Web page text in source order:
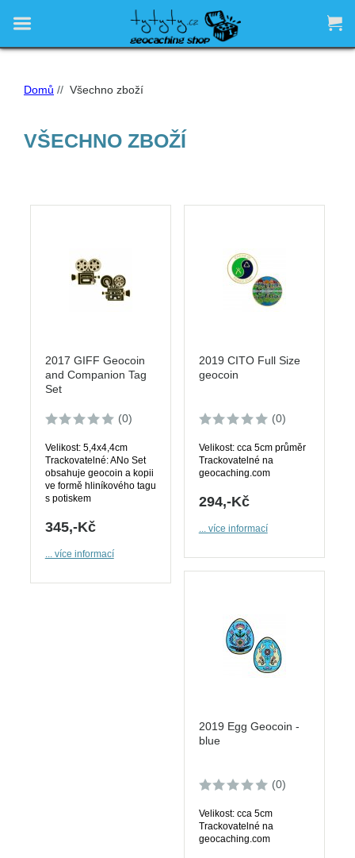
 
Domů // Všechno zboží
VŠECHNO ZBOŽÍ
2017 GIFF Geocoin
and Companion Tag
Set
(0)
Velikost: 5,4x4,4cm
Trackovatelné: ANo Set
obsahuje geocoin a kopii
ve formě hliníkového tagu
s potiskem
345,-Kč
... více informací
2019 CITO Full Size
geocoin
(0)
Velikost: cca 5cm průměr
Trackovatelné na
geocaching.com
294,-Kč
... více informací
2019 Egg Geocoin -
blue
(0)
Velikost: cca 5cm
Trackovatelné na
geocaching.com